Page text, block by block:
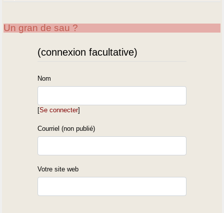
Un gran de sau ?
(connexion facultative)
Nom
[Se connecter]
Courriel (non publié)
Votre site web